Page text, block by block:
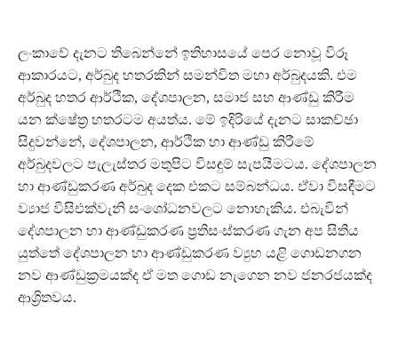
ලංකාවේ දැනට තිබෙන්නේ ඉතිහාසයේ පෙර නොවූ විරූ
ආකාරයට, අර්බුද හතරකින් සමන්විත මහා අර්බුදයකි. එම
අර්බුද හතර ආර්ථික, දේශපාලන, සමාජ සහ ආණ්ඩු කිරීම
යන ක්ෂේත්‍ර හතරටම අයත්ය. මේ ඉදිරියේ දැනට සාකච්ඡා
සිදුවන්නේ, දේශපාලන, ආර්ථික හා ආණ්ඩු කිරීමේ
අර්බුදවලට පැලැස්තර මතුපිට විසඳුම් සැපයීමටය. දේශපාලන
හා ආණ්ඩුකරණ අර්බුද දෙක එකට සම්බන්ධය. ඒවා විසඳීමට
ව්‍යාජ විසිඑක්වැනි සංශෝධනවලට නොහැකිය. එබැවින්
දේශපාලන හා ආණ්ඩුකරණ ප්‍රතිසංස්කරණ ගැන අප සිතිය
යුත්තේ දේශපාලන හා ආණ්ඩුකරණ ව්‍යුහ යළි ගොඩනගන
නව ආණ්ඩුක්‍රමයක්ද ඒ මත ගොඩ නැගෙන නව ජනරජයක්ද
ආශ්‍රිතවය.